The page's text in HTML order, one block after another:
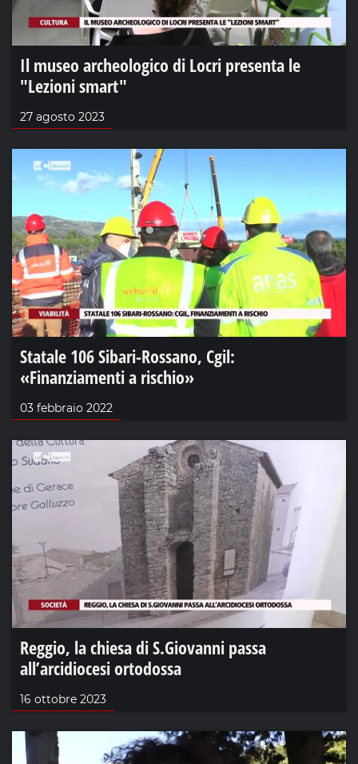
Il museo archeologico di Locri presenta le
"Lezioni smart"
27 agosto 2023
Statale 106 Sibari-Rossano, Cgil:
«Finanziamenti a rischio»
03 febbraio 2022
Reggio, la chiesa di S.Giovanni passa
all’arcidiocesi ortodossa
16 ottobre 2023